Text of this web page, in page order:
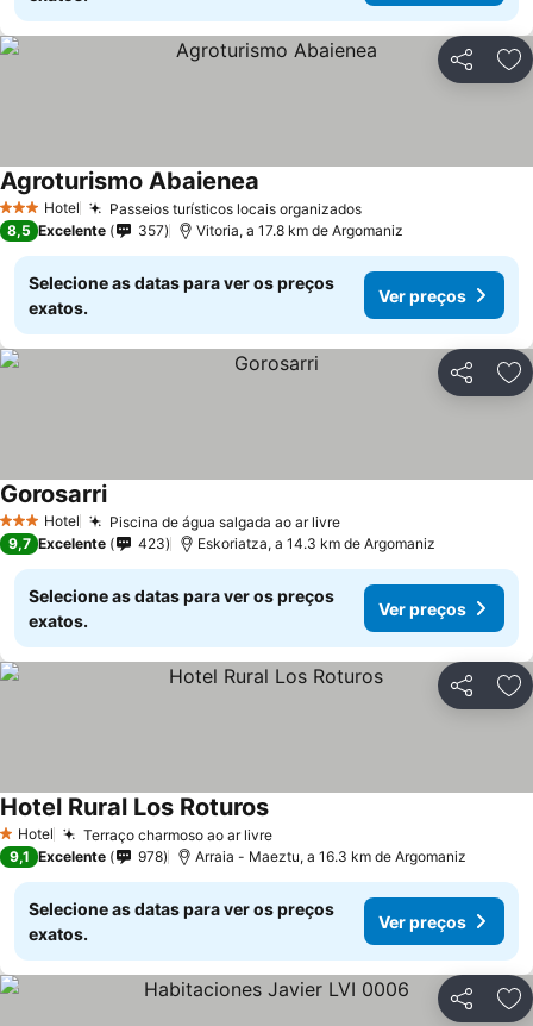
Partilhar
3 EstrelasHotel Passeios turísticos locais organizadosVer preços
Agroturismo Abaienea
8,5 Excelente 357 Vitoria, a 17.8 km de Argomaniz
Selecione as datas para ver os preços
exatos.
Ver preços
Partilhar
3 EstrelasHotel Piscina de água salgada ao ar livreVer preços
GorosarriVer preços
9,7 Excelente 423 Eskoriatza, a 14.3 km de Argomaniz
Selecione as datas para ver os preços
exatos.
Ver preços
Partilhar
1 Estrelas
Hotel Terraço charmoso ao ar livreVer preços
Hotel Rural Los RoturosVer preços
9,1 Excelente 978 Arraia - Maeztu, a 16.3 km de Argomaniz
Selecione as datas para ver os preços
exatos.
Ver preços
Partilhar